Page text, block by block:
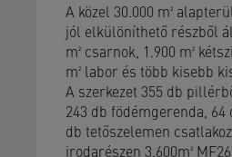
A közel 30.000 m²
jól elkülöníthető részből
m² csarnok, 1.900 m²
m² labor és több kisebb
A szerkezet 355 db
243 db födémgerenda, 64
db tetőszelemen
irodarészen 3.600m²